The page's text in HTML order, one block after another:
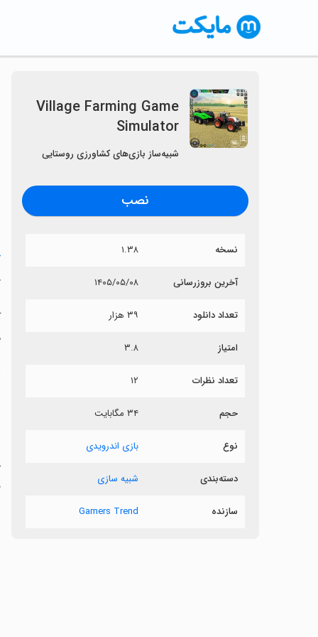
Village Farming Game
Simulator
شبیه‌ساز بازی‌های کشاورزی روستایی
نصب
نسخه ۱.۳۸
آخرین بروزرسانی ۱۴۰۵/۰۵/۰۸
تعداد دانلود ۳۹ هزار
امتیاز ۳.۸
تعداد نظرات ۱۲
حجم ۳۴ مگابایت
نوع بازی اندرویدی
دسته‌بندی شبیه سازی
سازنده Gamers Trend